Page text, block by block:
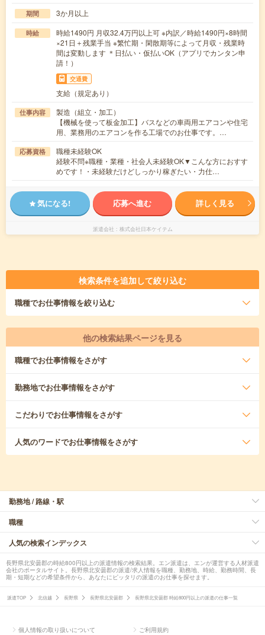
期間 3か月以上
時給
時給1490円 月収32.4万円以上可 ※内訳／時給1490円×8時間
×21日＋残業手当 ※繁忙期・閑散期等によって月収・残業時
間は変動します ＊日払い・仮払いOK（アプリでカンタン申
請！）
交通費
支給（規定あり）
仕事内容
製造（組立・加工）
【機械を使って板金加工】バスなどの車両用エアコンや住宅
用、業務用のエアコンを作る工場でのお仕事です。…
応募資格
職種未経験OK
経験不問※職種・業種・社会人未経験OK▼こんな方におすす
めです！・未経験だけどしっかり稼ぎたい・力仕…
気になる! 応募へ進む 詳しく見る
派遣会社 株式会社日本ケイテム
検索条件を追加して絞り込む
職種でお仕事情報を絞り込む
他の検索結果ページを見る
職種でお仕事情報をさがす
勤務地でお仕事情報をさがす
こだわりでお仕事情報をさがす
人気のワードでお仕事情報をさがす
勤務地 / 路線・駅
職種
人気の検索インデックス
長野県北安曇郡の時給800円以上の派遣情報の検索結果。エン派遣は、エンが運営する人材派遣
会社のポータルサイト。長野県北安曇郡の派遣/求人情報を職種、勤務地、時給、勤務時間、長
期・短期などの希望条件から、あなたにピッタリの派遣のお仕事を探せます。
派遣TOP 北信越 長野県 長野県北安曇郡 長野県北安曇郡 時給800円以上の派遣の仕事一覧
個人情報の取り扱いについて ご利用規約